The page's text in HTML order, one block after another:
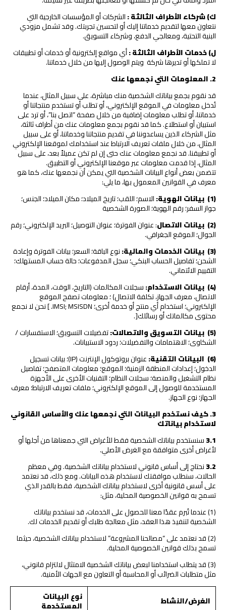
ك) شركاء الأطراف الثالثة:الشركات أو المؤسسات الخارجية التي
نتعاون معها لتقديم خدماتنا إليك أو لتحسين تجربتك. وقد تشمل مزودي
البنية التحتية، ومعالجي الدفع، وشركاء التسويق.
ل) خدمات الأطراف الثالثة:أي مواقع إلكترونية أو خدمات أو تطبيقات
لا تملكها أو تديرها شركة ويتم الوصول إليها من خلال خدماتنا.
2
.المعلومات التي نجمعها عنك
قد نقوم بجمع بياناتك الشخصية منك مباشرة، على سبيل المثال، عندما
تُدخل معلومات في الموقع الإلكتروني، أو تطلب أو تستخدم منتجاتنا أو
خدماتنا، أو تطلب معلومات إضافية من خلال صفحة “اتصل بنا”، أو ترد على
استبيان أو استطلاع. كما قد نقوم بجمع معلومات عنك من أطراف ثالثة،
مثل الشركاء الذين يساعدوننا في تقديم منتجاتنا وخدماتنا، أو على سبيل
المثال، من خلال ملفات تعريف الارتباط عند استخدامك لموقعنا الإلكتروني
أو تطبيقنا. قد نجمع معلومات عنك حتى إن لم تكن عميلاً بعد، على سبيل
المثال، إذا قدمت معلومات عبر موقعنا الإلكتروني أو التطبيق.
تتضمن بعض أنواع البيانات الشخصية التي يمكن أن نجمعها عنك، كما هو
معرف في القوانين المعمول بها، ما يلي:
(1)
بيانات الهوية:الاسم؛ اللقب؛ تاريخ الميلاد؛ مكان الميلاد؛ الجنس؛
جواز السفر؛ رقم الهوية؛ الصورة الشخصية
(2)
بيانات الاتصال: عنوان الفوترة؛ عنوان التوصيل؛ البريد الإلكتروني؛ رقم
الجوال؛ الموقع الجغرافي.
(3)
بيانات الخدمات والمالية:نوع الباقة؛ السعر؛ بيانات الفوترة وإعادة
الشحن؛ تفاصيل الحساب البنكي؛ سجل المدفوعات؛ حالة حساب المستهلك؛
التقييم الائتماني.
(4)
بيانات الاستخدام:سجلات المكالمات (التاريخ، الوقت، المدة، أرقام
الاتصال، معرف الجهاز، تكلفة الاتصال) ؛ معلومات تصفح الموقع
الإلكتروني؛ استخدام أي منتج أو خدمة أخرى؛ IMSI; MSISDN. ] نحن لا نجمع
محتوى مكالماتك أو رسائلك[.
(5)
بيانات التسويق والاتصالات:تفضيلات التسويق؛ الاستفسارات /
الشكاوى؛ الاهتمامات والتفضيلات؛ ردود الاستبيانات.
(6)
البيانات التقنية: عنوان بروتوكول الإنترنت (IP)؛ بيانات تسجيل
الدخول؛ إعدادات المنطقة الزمنية؛ الموقع؛ معلومات المتصفح؛ تفاصيل
نظام التشغيل والمنصة؛ سجلات النظام؛ التقنيات الأخرى على الأجهزة
المستخدمة للوصول إلى الموقع الإلكتروني؛ ملفات تعريف الارتباط؛ معرف
الجهاز؛ نوع الجهاز.
3
.كيف نستخدم البيانات التي نجمعها عنك والأساس القانوني
لاستخدام بياناتك
3.1سنستخدم بياناتك الشخصية فقط للأغراض التي جمعناها من أجلها أو
لأغراض أخرى متوافقة مع الغرض الأصلي.
3.2نحتاج إلى أساس قانوني لاستخدام بياناتك الشخصية. وفي معظم
الحالات، سنطلب موافقتك لاستخدام هذه البيانات. ومع ذلك، قد نعتمد
على أسس قانونية أخرى لاستخدام بياناتك الشخصية، فقط بالقدر الذي
تسمح به قوانين الخصوصية المحلية، مثل:
(1) عندما تُبرم عقدًا معنا للحصول على الخدمات، قد نستخدم بياناتك
الشخصية لتنفيذ هذا العقد، مثل معالجة طلبك أو تقديم الخدمات لك.
(2) قد نعتمد على “مصالحنا المشروعة” لاستخدام بياناتك الشخصية، حيثما
تسمح بذلك قوانين الخصوصية المحلية.
(3) قد يتطلب استخدامنا لبعض بياناتك الشخصية الامتثال لالتزام قانوني،
مثل متطلبات الضرائب أو المحاسبة أو التعاون مع الجهات الأمنية.
الغرض/النشاط نوع البيانات
المستخدمة